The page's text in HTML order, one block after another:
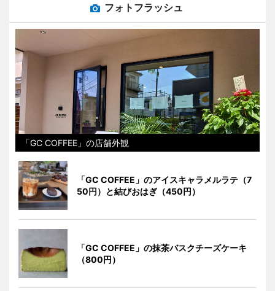
フォトフラッシュ
「GC COFFEE」の店舗外観
「GC COFFEE」のアイスキャラメルラテ（7
50円）と結びおはぎ（450円）
「GC COFFEE」の抹茶バスクチーズケーキ
（800円）